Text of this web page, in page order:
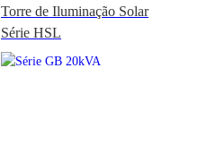
Torre de Iluminação Solar
Série HSL